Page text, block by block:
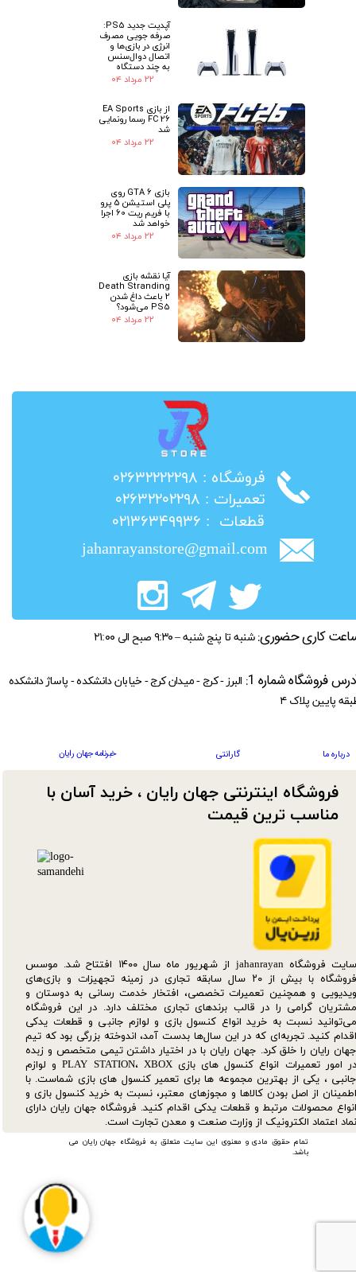
آپدیت جدید PS5:
صرفه جویی مصرف
انرژی در بازی‌ها و
اتصال دوال‌سنس
به چند دستگاه
۲۲ مرداد ۰۴
از بازی EA Sports
FC 26 رسما رونمایی
شد
۲۲ مرداد ۰۴
بازی GTA 6 روی
پلی استیشن 5 پرو
با فریم ریت 60 اجرا
خواهد شد
۲۲ مرداد ۰۴
آیا نقشه بازی
Death Stranding
2 باعث داغ شدن
PS5 می‌شود؟
۲۲ مرداد ۰۴
تمام حقوق مادی و معنوی این سایت متعلق به فروشگاه جهان رایان می
باشد.
​فروشگاه : ۰۲۶۳۲۲۲۲۲۹۸
​تعمیرات : ۰۲۶۳۲۲۰۲۲۹۸
​قطعات : ۰۲۱۳۶۳۴۹۹۳۶
jahanrayanstore@gmail.com
سایت فروشگاه jahanrayan از شهریور ماه سال ۱۴۰۰ افتتاح شد. موسس
فروشگاه با بیش از ۲۰ سال سابقه تجاری در زمینه تجهیزات و بازی‌های
ویدیویی و همچنین تعمیرات تخصصی، افتخار خدمت رسانی به دوستان و
مشتریان گرامی را در قالب برندهای تجاری مختلف دارد. در این فروشگاه
می‌توانید نسبت به خرید انواع کنسول بازی و لوازم جانبی و قطعات یدکی‌
اقدام کنید. تجربه‌ای که در این سال‌ها بدست آمد، اندوخته بزرگی بود که تیم
جهان رایان را خلق کرد. جهان رایان با در اختیار داشتن تیمی متخصص و زبده
در امور تعمیرات انواع کنسول های بازی PLAY STATION، XBOX و لوازم
جانبی ، یکی از بهترین مجموعه ها برای تعمیر کنسول های بازی شماست. با
اطمینان از اصل بودن کالاها و مجوزهای معتبر، نسبت به خرید کنسول بازی و
انواع محصولات مرتبط و قطعات یدکی اقدام کنید. فروشگاه جهان رایان دارای
نماد اعتماد الکترونیک از وزارت صنعت و معدن تجارت است.
فروشگاه اینترنتی جهان رایان ، خرید آسان با
مناسب ترین قیمت​​​​​​​
کاری حضوری: شنبه تا پنج شنبه – ۹:۳۰ صبح الی ۲۱:۰۰
درباره ما گارانتی خبرنامه جهان رایان
فروشگاه شماره 1:
البرز - کرج - میدان کرج - خیابان دانشکده - پاساژ دانشکده
پایین پلاک ۴